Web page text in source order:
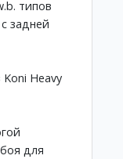
типов
задней
Heavy
для